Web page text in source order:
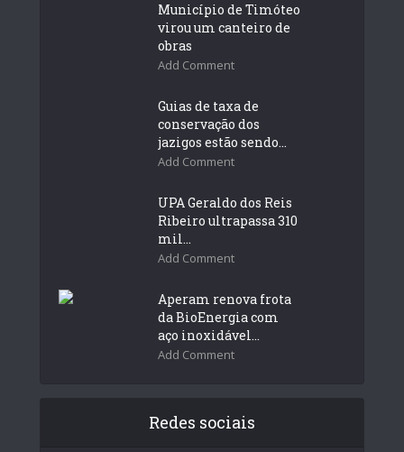
Município de Timóteo
virou um canteiro de
obras
Add Comment
Guias de taxa de
conservação dos
jazigos estão sendo...
Add Comment
UPA Geraldo dos Reis
Ribeiro ultrapassa 310
mil...
Add Comment
Aperam renova frota
da BioEnergia com
aço inoxidável...
Add Comment
Redes sociais